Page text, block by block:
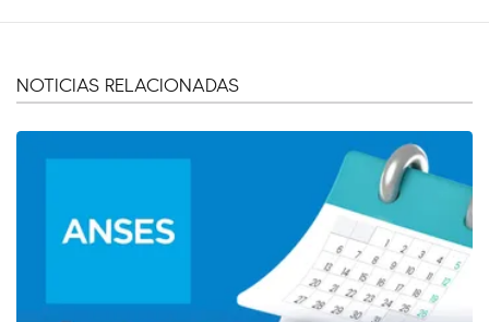
NOTICIAS RELACIONADAS